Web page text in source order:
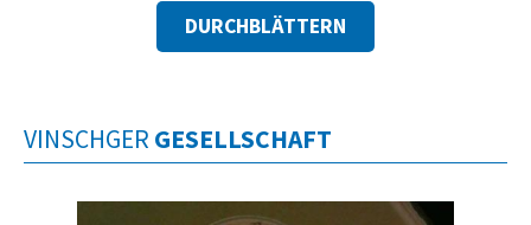
DURCHBLÄTTERN
VINSCHGER GESELLSCHAFT